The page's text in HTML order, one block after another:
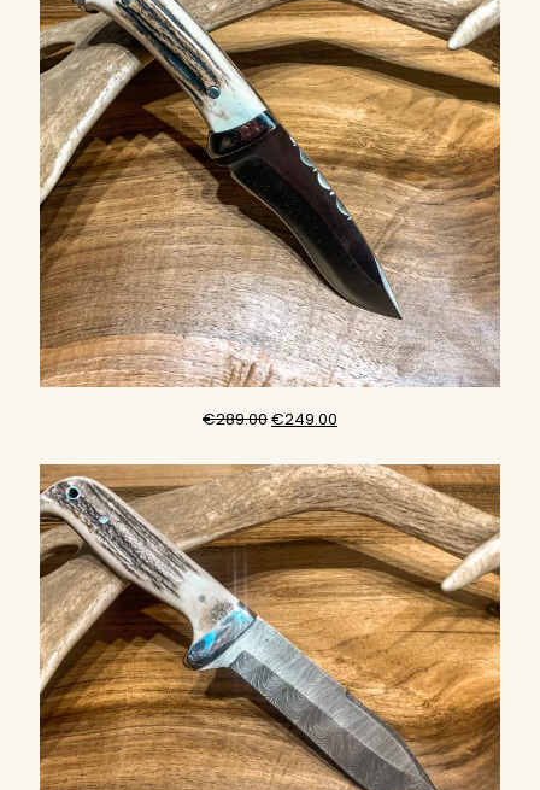
の
商
品
€289.00元
価
格
は
€289.00
で
し
た。
€249.00
の
価
格
は
€249.00
で
す。